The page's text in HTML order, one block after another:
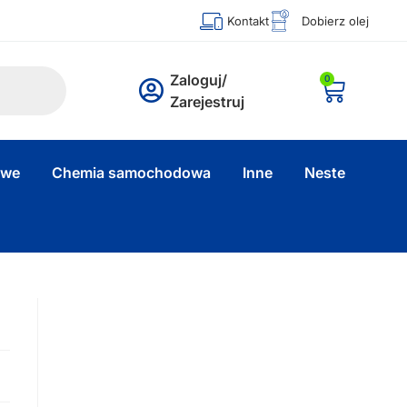
Kontakt Dobierz olej
Zaloguj/
Zarejestruj
0
Chemia samochodowa Inne Neste